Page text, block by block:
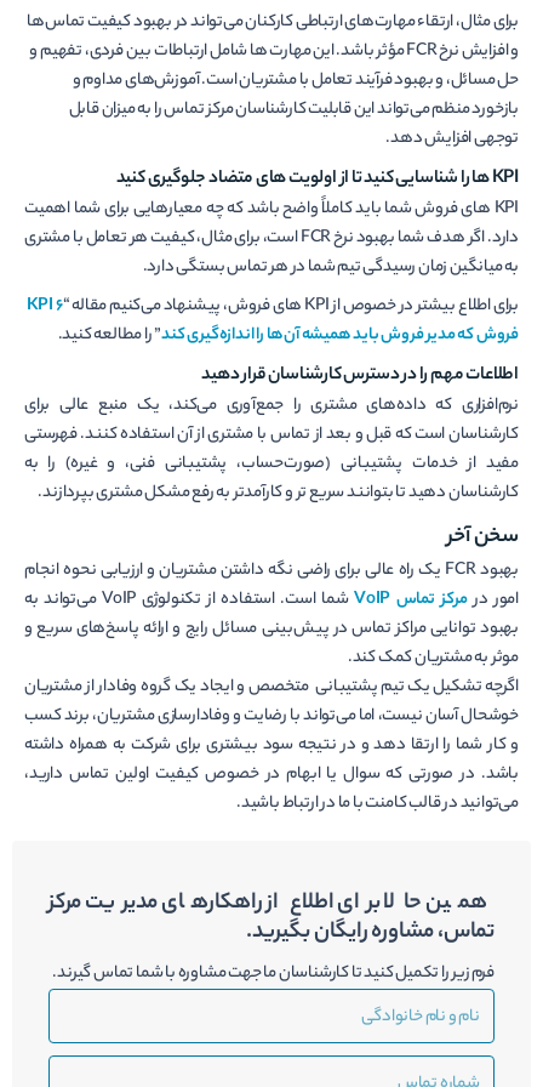
برای مثال، ارتقاء مهارت‌های ارتباطی کارکنان می‌تواند در بهبود کیفیت تماس‌ها
و افزایش نرخ FCR مؤثر باشد. این مهارت ­ها شامل ارتباطات بین فردی، تفهیم و
حل مسائل، و بهبود فرآیند تعامل با مشتریان است. آموزش‌های مداوم و
بازخورد منظم می‌تواند این قابلیت کارشناسان مرکز تماس را به میزان قابل
توجهی افزایش دهد.
KPIها را شناسایی کنید تا از اولویت های متضاد جلوگیری کنید
KPI های فروش شما باید کاملاً واضح باشد که چه معیارهایی برای شما اهمیت
دارد. اگر هدف شما بهبود نرخ FCR است، برای مثال، کیفیت هر تعامل با مشتری
به میانگین زمان رسیدگی تیم شما در هر تماس بستگی دارد.
برای اطلاع بیشتر در خصوص از KPI های فروش، پیشنهاد می‌کنیم مقاله “
KPI 6
فروش که مدیر فروش باید همیشه آن‌ها را اندازه‌گیری کند” را مطالعه کنید.
اطلاعات مهم را در دسترس کارشناسان قرار دهید
نرم‌افزاری که داده‌های مشتری را جمع‌آوری می‌کند، یک منبع عالی برای
کارشناسان است که قبل و بعد از تماس با مشتری از آن استفاده کنند. فهرستی
مفید از خدمات پشتیبانی (صورت‌حساب، پشتیبانی فنی، و غیره) را به
کارشناسان دهید تا بتوانند سریع تر و کارآمدتر به رفع مشکل مشتری بپردازند.
سخن آخر
بهبود FCR یک راه عالی برای راضی نگه داشتن مشتریان و ارزیابی نحوه انجام
امور درمرکز تماس VoIP
شما است. استفاده از تکنولوژی VoIP می‌تواند به
بهبود توانایی مراکز تماس در پیش‌بینی مسائل رایج و ارائه پاسخ‌های سریع و
موثر به مشتریان کمک کند.
اگرچه تشکیل یک تیم پشتیبانی متخصص و ایجاد یک گروه وفادار از مشتریان
خوشحال آسان نیست، اما می‌تواند با رضایت و وفادارسازی مشتریان، برند کسب
و کار شما را ارتقا دهد و در نتیجه سود بیشتری برای شرکت به همراه داشته
باشد. در صورتی که سوال یا ابهام در خصوص کیفیت اولین تماس دارید،
می‌توانید در قالب کامنت با ما در ارتباط باشید.
همین حالا برای اطلاع از راهکارهای مدیریت مرکز
تماس، مشاوره رایگان بگیرید.
فرم زیر را تکمیل کنید تا کارشناسان ما جهت مشاوره با شما تماس گیرند.
نام
نام
شماره